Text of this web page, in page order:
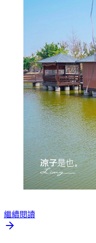
繼續閱讀